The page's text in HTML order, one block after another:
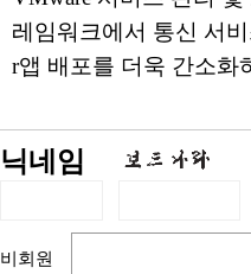
레임워크에서 통신 서
r앱 배포를 더욱 간소화
닉네임
비회원